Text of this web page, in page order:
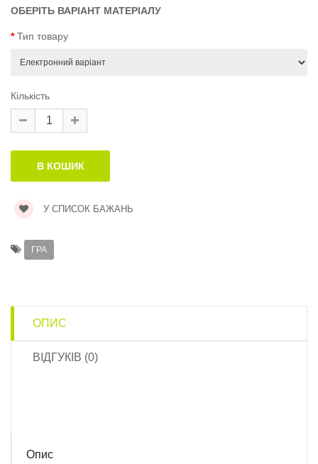
матеріал
ОБЕРІТЬ ВАРІАНТ МАТЕРІАЛУ
Тип товару
Кількість
У СПИСОК БАЖАНЬ
ГРА
ОПИС
ВІДГУКІВ (0)
Опис